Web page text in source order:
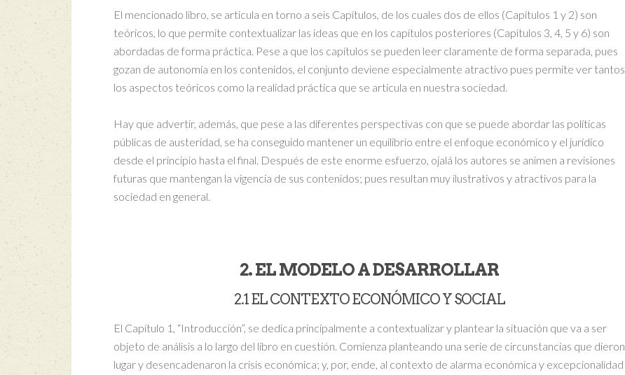
El mencionado libro, se articula en torno a seis Capítulos, de los cuales dos de ellos (Capítulos 1 y 2) son
teóricos, lo que permite contextualizar las ideas que en los capítulos posteriores (Capítulos 3, 4, 5 y 6) son
abordadas de forma práctica. Pese a que los capítulos se pueden leer claramente de forma separada, pues
gozan de autonomía en los contenidos, el conjunto deviene especialmente atractivo pues permite ver tantos
los aspectos teóricos como la realidad práctica que se articula en nuestra sociedad.
Hay que advertir, además, que pese a las diferentes perspectivas con que se puede abordar las políticas
públicas de austeridad, se ha conseguido mantener un equilibrio entre el enfoque económico y el jurídico
desde el principio hasta el final. Después de este enorme esfuerzo, ojalá los autores se animen a revisiones
futuras que mantengan la vigencia de sus contenidos; pues resultan muy ilustrativos y atractivos para la
sociedad en general.
2. EL MODELO A DESARROLLAR
2.1 EL CONTEXTO ECONÓMICO Y SOCIAL
El Capítulo 1, “Introducción”, se dedica principalmente a contextualizar y plantear la situación que va a ser
objeto de análisis a lo largo del libro en cuestión. Comienza planteando una serie de circunstancias que dieron
lugar y desencadenaron la crisis económica; y, por, ende, al contexto de alarma económica y excepcionalidad